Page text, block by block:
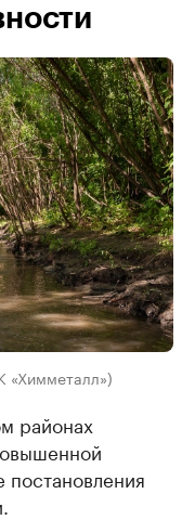
«Химметалл»)
районах
постановления